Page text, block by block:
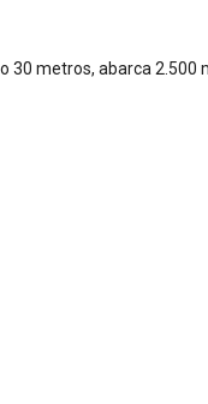
30 metros, abarca 2.500